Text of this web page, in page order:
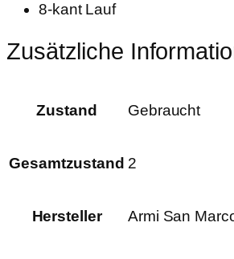
8-kant Lauf
Zusätzliche
Zustand Gebraucht
Gesamtzustand 2
Hersteller Armi San